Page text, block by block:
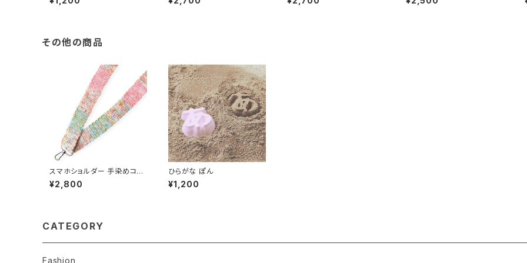
その他の商品
スマホショルダー 手染めコッ
トン100% 淡レインボー スマ
ホストラップ
¥2,800
ひらがな ぽん
¥1,200
CATEGORY
Fashion